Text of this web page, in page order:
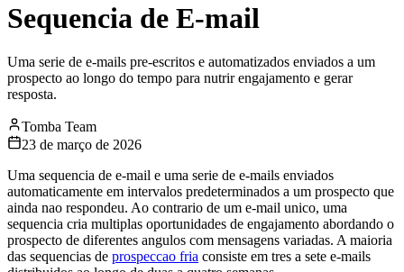
Sequencia de E-mail
Uma serie de e-mails pre-escritos e automatizados enviados a um
prospecto ao longo do tempo para nutrir engajamento e gerar
resposta.
Tomba Team
23 de março de 2026
Uma sequencia de e-mail e uma serie de e-mails enviados
automaticamente em intervalos predeterminados a um prospecto que
ainda nao respondeu. Ao contrario de um e-mail unico, uma
sequencia cria multiplas oportunidades de engajamento abordando o
prospecto de diferentes angulos com mensagens variadas. A maioria
das sequencias de prospeccao fria consiste em tres a sete e-mails